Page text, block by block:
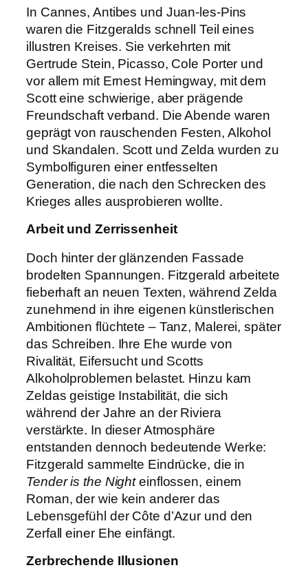
In Cannes, Antibes und Juan-les-Pins
waren die Fitzgeralds schnell Teil eines
illustren Kreises. Sie verkehrten mit
Gertrude Stein, Picasso, Cole Porter und
vor allem mit Ernest Hemingway, mit dem
Scott eine schwierige, aber prägende
Freundschaft verband. Die Abende waren
geprägt von rauschenden Festen, Alkohol
und Skandalen. Scott und Zelda wurden zu
Symbolfiguren einer entfesselten
Generation, die nach den Schrecken des
Krieges alles ausprobieren wollte.
Arbeit und Zerrissenheit
Doch hinter der glänzenden Fassade
brodelten Spannungen. Fitzgerald arbeitete
fieberhaft an neuen Texten, während Zelda
zunehmend in ihre eigenen künstlerischen
Ambitionen flüchtete – Tanz, Malerei, später
das Schreiben. Ihre Ehe wurde von
Rivalität, Eifersucht und Scotts
Alkoholproblemen belastet. Hinzu kam
Zeldas geistige Instabilität, die sich
während der Jahre an der Riviera
verstärkte. In dieser Atmosphäre
entstanden dennoch bedeutende Werke:
Fitzgerald sammelte Eindrücke, die in
Tender is the Nighteinflossen, einem
Roman, der wie kein anderer das
Lebensgefühl der Côte d’Azur und den
Zerfall einer Ehe einfängt.
Zerbrechende Illusionen